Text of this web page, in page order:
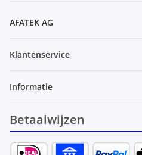
AFATEK AG
Klantenservice
Informatie
Betaalwijzen